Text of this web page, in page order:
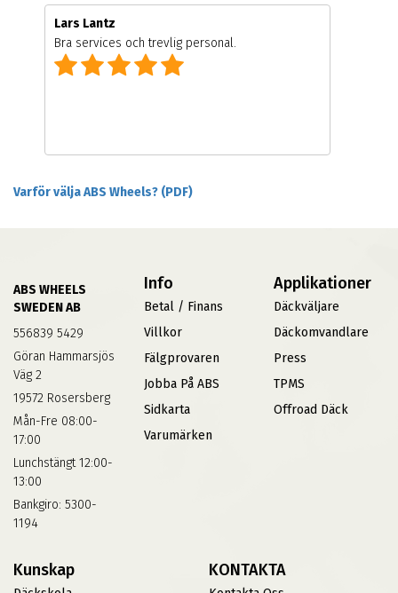
Lars Lantz
Bra services och trevlig personal.
Varför välja ABS Wheels? (PDF)
ABS WHEELS
SWEDEN AB
556839 5429
Göran Hammarsjös
Väg 2
19572 Rosersberg
Mån-Fre 08:00-
17:00
Lunchstängt 12:00-
13:00
Bankgiro: 5300-
1194
Info
Betal / Finans
Villkor
Fälgprovaren
Jobba På ABS
Sidkarta
Varumärken
Applikationer
Däckväljare
Däckomvandlare
Press
TPMS
Offroad Däck
Kunskap KONTAKTA